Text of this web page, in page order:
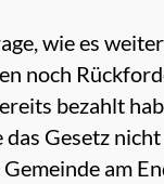
wie es
noch
bezahlt
Gesetz
am